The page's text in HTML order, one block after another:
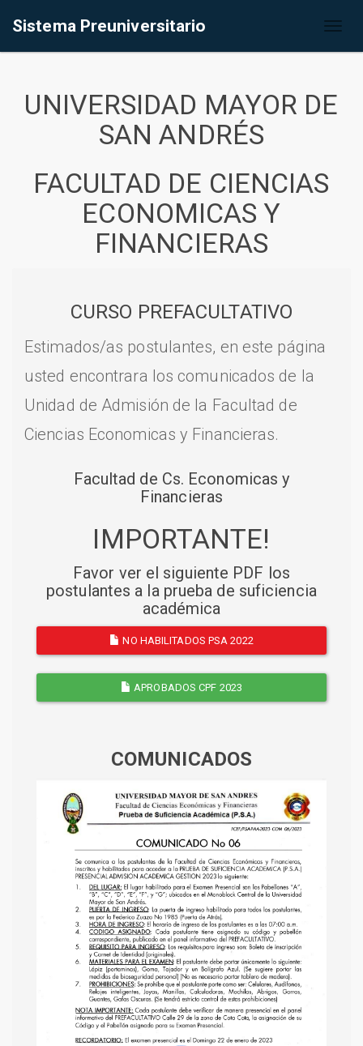
Sistema Preuniversitario
UNIVERSIDAD MAYOR DE
SAN ANDRÉS
FACULTAD DE CIENCIAS
ECONOMICAS Y
FINANCIERAS
CURSO PREFACULTATIVO
Estimados/as postulantes, en este página
usted encontrara los comunicados de la
Unidad de Admisión de la Facultad de
Ciencias Economicas y Financieras.
Facultad de Cs. Economicas y
Financieras
IMPORTANTE!
Favor ver el siguiente PDF los
postulantes a la prueba de suficiencia
académica
NO HABILITADOS PSA 2022
APROBADOS CPF 2023
COMUNICADOS